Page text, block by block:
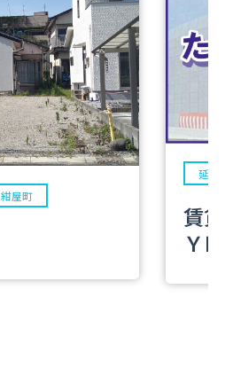
紺屋町
延岡市
賃貸
ＹＭ